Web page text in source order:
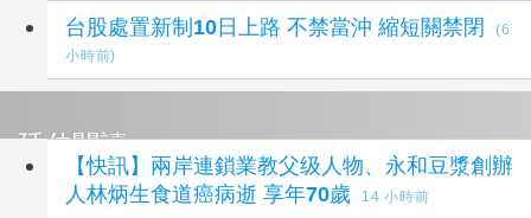
台股處置新制10日上路 不禁當沖 縮短關禁閉
(6
小時前)
延伸閱讀
【快訊】兩岸連鎖業教父级人物、永和豆漿創辦
人林炳生食道癌病逝 享年70歲
14 小時前